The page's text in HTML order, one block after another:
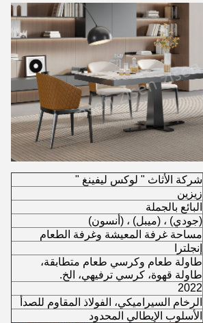
شركة الأثاث " لوكس ليفينغ "
زيزين
البائع بالجملة
(جودي) ، (ميبل) ، (أنسون)
مساحة غرفة المعيشة وغرفة الطعام
إنجلترا
طاولة طعام وكرسي طعام متطابقة،
طاولة قهوة، كرسي ترفيهي، الخ.
2022
الرخام السيراميكي، الفولاذ المقاوم للصدأ
الأسلوب الإيطالي المحدود